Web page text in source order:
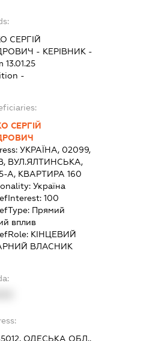
СЕРГІЙ
- КЕРІВНИК -
13.01.25
-
СЕРГІЙ
УКРАЇНА, 02099,
ВУЛ.ЯЛТИНСЬКА,
А, КВАРТИРА 160
Україна
100
Прямий
вплив
КІНЦЕВИЙ
ВЛАСНИК
ОДЕСЬКА ОБЛ.,